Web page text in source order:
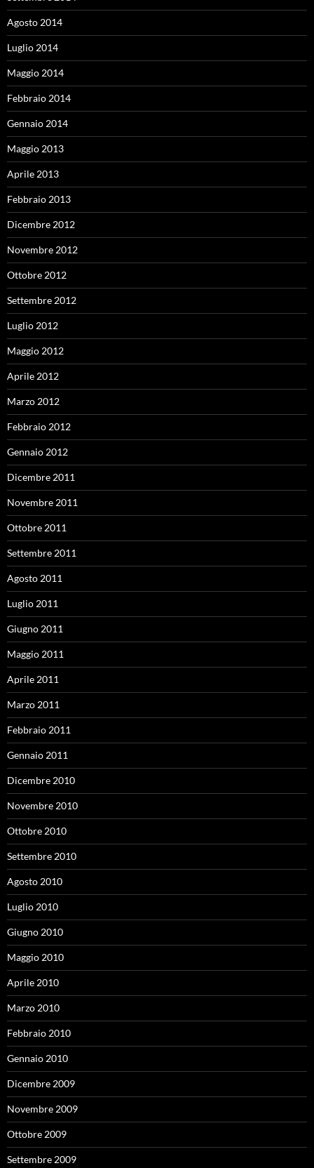
Agosto 2014
Luglio 2014
Maggio 2014
Febbraio 2014
Gennaio 2014
Maggio 2013
Aprile 2013
Febbraio 2013
Dicembre 2012
Novembre 2012
Ottobre 2012
Settembre 2012
Luglio 2012
Maggio 2012
Aprile 2012
Marzo 2012
Febbraio 2012
Gennaio 2012
Dicembre 2011
Novembre 2011
Ottobre 2011
Settembre 2011
Agosto 2011
Luglio 2011
Giugno 2011
Maggio 2011
Aprile 2011
Marzo 2011
Febbraio 2011
Gennaio 2011
Dicembre 2010
Novembre 2010
Ottobre 2010
Settembre 2010
Agosto 2010
Luglio 2010
Giugno 2010
Maggio 2010
Aprile 2010
Marzo 2010
Febbraio 2010
Gennaio 2010
Dicembre 2009
Novembre 2009
Ottobre 2009
Settembre 2009